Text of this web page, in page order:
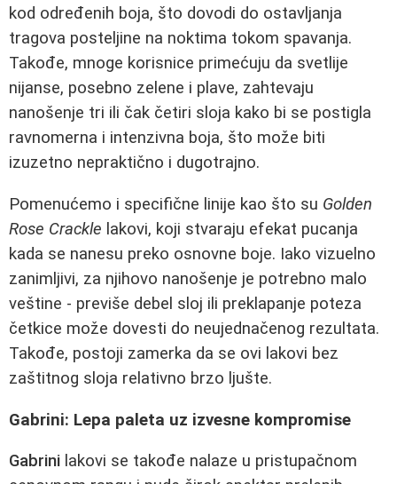
kod određenih boja, što dovodi do ostavljanja
tragova posteljine na noktima tokom spavanja.
Takođe, mnoge korisnice primećuju da svetlije
nijanse, posebno zelene i plave, zahtevaju
nanošenje tri ili čak četiri sloja kako bi se postigla
ravnomerna i intenzivna boja, što može biti
izuzetno nepraktično i dugotrajno.
Pomenućemo i specifične linije kao što su Golden
Rose Crackle lakovi, koji stvaraju efekat pucanja
kada se nanesu preko osnovne boje. Iako vizuelno
zanimljivi, za njihovo nanošenje je potrebno malo
veštine - previše debel sloj ili preklapanje poteza
četkice može dovesti do neujednačenog rezultata.
Takođe, postoji zamerka da se ovi lakovi bez
zaštitnog sloja relativno brzo ljušte.
Gabrini: Lepa paleta uz izvesne kompromise
Gabrini lakovi se takođe nalaze u pristupačnom